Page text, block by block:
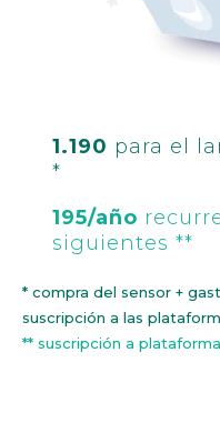
1.190 para el
*
195/año
siguientes **
* compra del sensor +
suscripción a las
** suscripción a